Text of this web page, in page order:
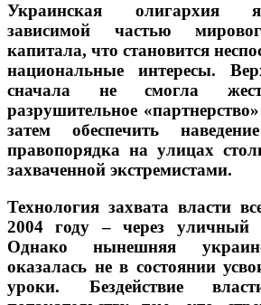
Украинская олигархия
зависимой частью
капитала, что становится
национальные интересы.
сначала не смогла
разрушительное
затем обеспечить
правопорядка на улицах
захваченной экстремистами.
Технология захвата власти
2004 году – через уличный
Однако нынешняя
оказалась не в состоянии
уроки. Бездействие